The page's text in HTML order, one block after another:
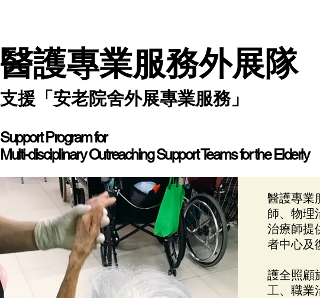
醫護專業服務外展隊
支援「安老院舍外展專業服務」
Support Program for
Multi-disciplinary Outreaching Support Teams for the Elderly
醫護專業
師、物理
治療師提
者中心及
護全照顧
工、職業